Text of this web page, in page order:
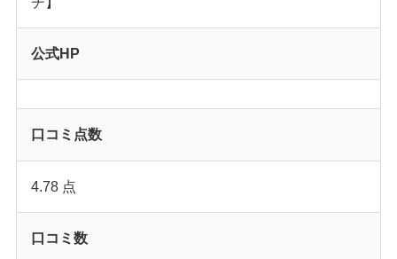
公式HP
口コミ点数
4.78 点
口コミ数